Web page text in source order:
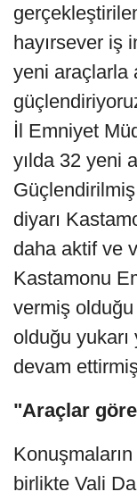
hayırsever iş
yeni araçlarla
İl Emniyet
yılda 32 yeni
diyarı
daha aktif ve
Kastamonu
vermiş
olduğu yukarı
devam
"Araçlar
birlikte Vali